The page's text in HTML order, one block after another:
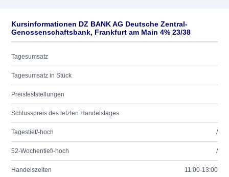
Kursinformationen DZ BANK AG Deutsche Zentral-
Genossenschaftsbank, Frankfurt am Main 4% 23/38
Tagesumsatz
Tagesumsatz in Stück
Preisfeststellungen
Schlusspreis des letzten Handelstages
Tagestief/-hoch /
52-Wochentief/-hoch /
Handelszeiten 11:00-13:00